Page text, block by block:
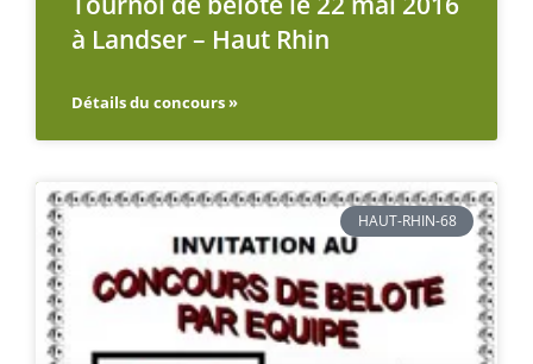
à Landser – Haut Rhin
Détails du concours »
HAUT-RHIN-68